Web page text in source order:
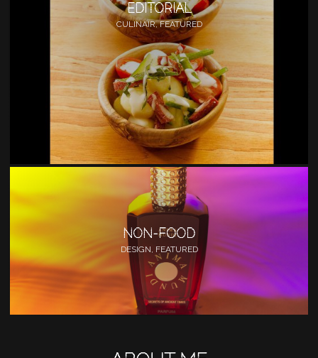
EDITORIAL
CULINAIR, FEATURED
NON-FOOD
DESIGN, FEATURED